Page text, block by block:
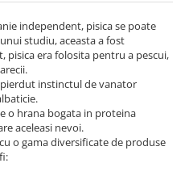
independent, pisica se poate
studiu, aceasta a fost
pisica era folosita pentru a pescui,
instinctul de vanator
o hrana bogata in proteina
aceleasi nevoi.
o gama diversificate de produse